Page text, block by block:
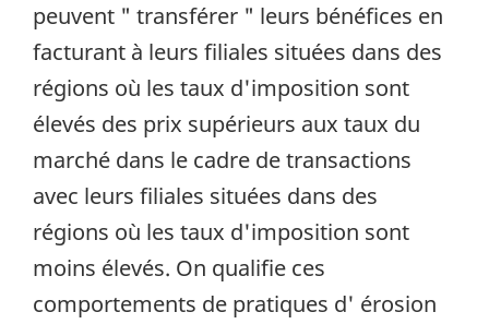
peuvent " transférer " leurs bénéfices en
facturant à leurs filiales situées dans des
régions où les taux d'imposition sont
élevés des prix supérieurs aux taux du
marché dans le cadre de transactions
avec leurs filiales situées dans des
régions où les taux d'imposition sont
moins élevés. On qualifie ces
comportements de pratiques d' érosion